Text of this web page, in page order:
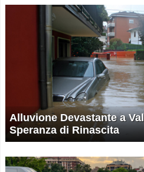
Alluvione Devastante a
Speranza di Rinascita